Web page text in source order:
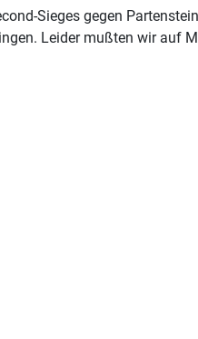
Sieges gegen
Leider mußten wir auf